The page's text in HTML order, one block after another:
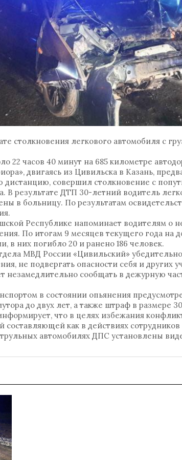
столкновения легкового автомобиля с
22 часов 40 минут на 685 километре
двигаясь из Цивильска в Казань,
дистанцию, совершил столкновение с
В результате ДТП 30-летний водитель
в больницу. По результатам
Республике напоминает водителям о
По итогам 9 месяцев текущего года на
в них погибло 20 и ранено 186 человек.
МВД России «Цивильский» убедительно
не подвергать опасности себя и других
незамедлительно сообщать в дежурную
в состоянии опьянения
до двух лет, а также штраф в размере
что в целях избежания
как в действиях
автомобилях ДПС установлены